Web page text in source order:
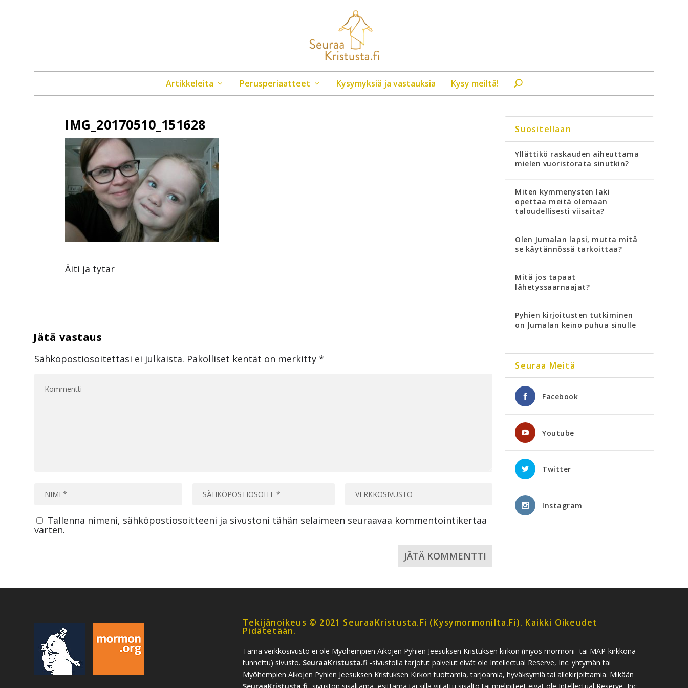
Artikkeleita Perusperiaatteet Kysymyksiä ja vastauksia Kysy meiltä!
IMG_20170510_151628
Äiti ja tytär
Sähköpostiosoitettasi ei julkaista. Pakolliset kentät on merkitty*
Tallenna nimeni, sähköpostiosoitteeni ja sivustoni tähän selaimeen seuraavaa kommentointikertaa
varten.
Suositellaan
Yllättikö raskauden aiheuttama
mielen vuoristorata sinutkin?
Miten kymmenysten laki
opettaa meitä olemaan
taloudellisesti viisaita?
Olen Jumalan lapsi, mutta mitä
se käytännössä tarkoittaa?
Mitä jos tapaat
lähetyssaarnaajat?
Pyhien kirjoitusten tutkiminen
on Jumalan keino puhua sinulle
Seuraa Meitä
Facebook
Youtube
Twitter
Instagram
Tekijänoikeus © 2021 SeuraaKristusta.fi (kysymormonilta.fi). Kaikki Oikeudet
Pidätetään.
Tämä verkkosivusto ei ole Myöhempien Aikojen Pyhien Jeesuksen Kristuksen kirkon (myös mormoni- tai MAP-kirkkona
tunnettu) sivusto. SeuraaKristusta.fi -sivustolla tarjotut palvelut eivät ole Intellectual Reserve, Inc. yhtymän tai
Myöhempien Aikojen Pyhien Jeesuksen Kristuksen Kirkon tuottamia, tarjoamia, hyväksymiä tai allekirjoittamia. Mikään